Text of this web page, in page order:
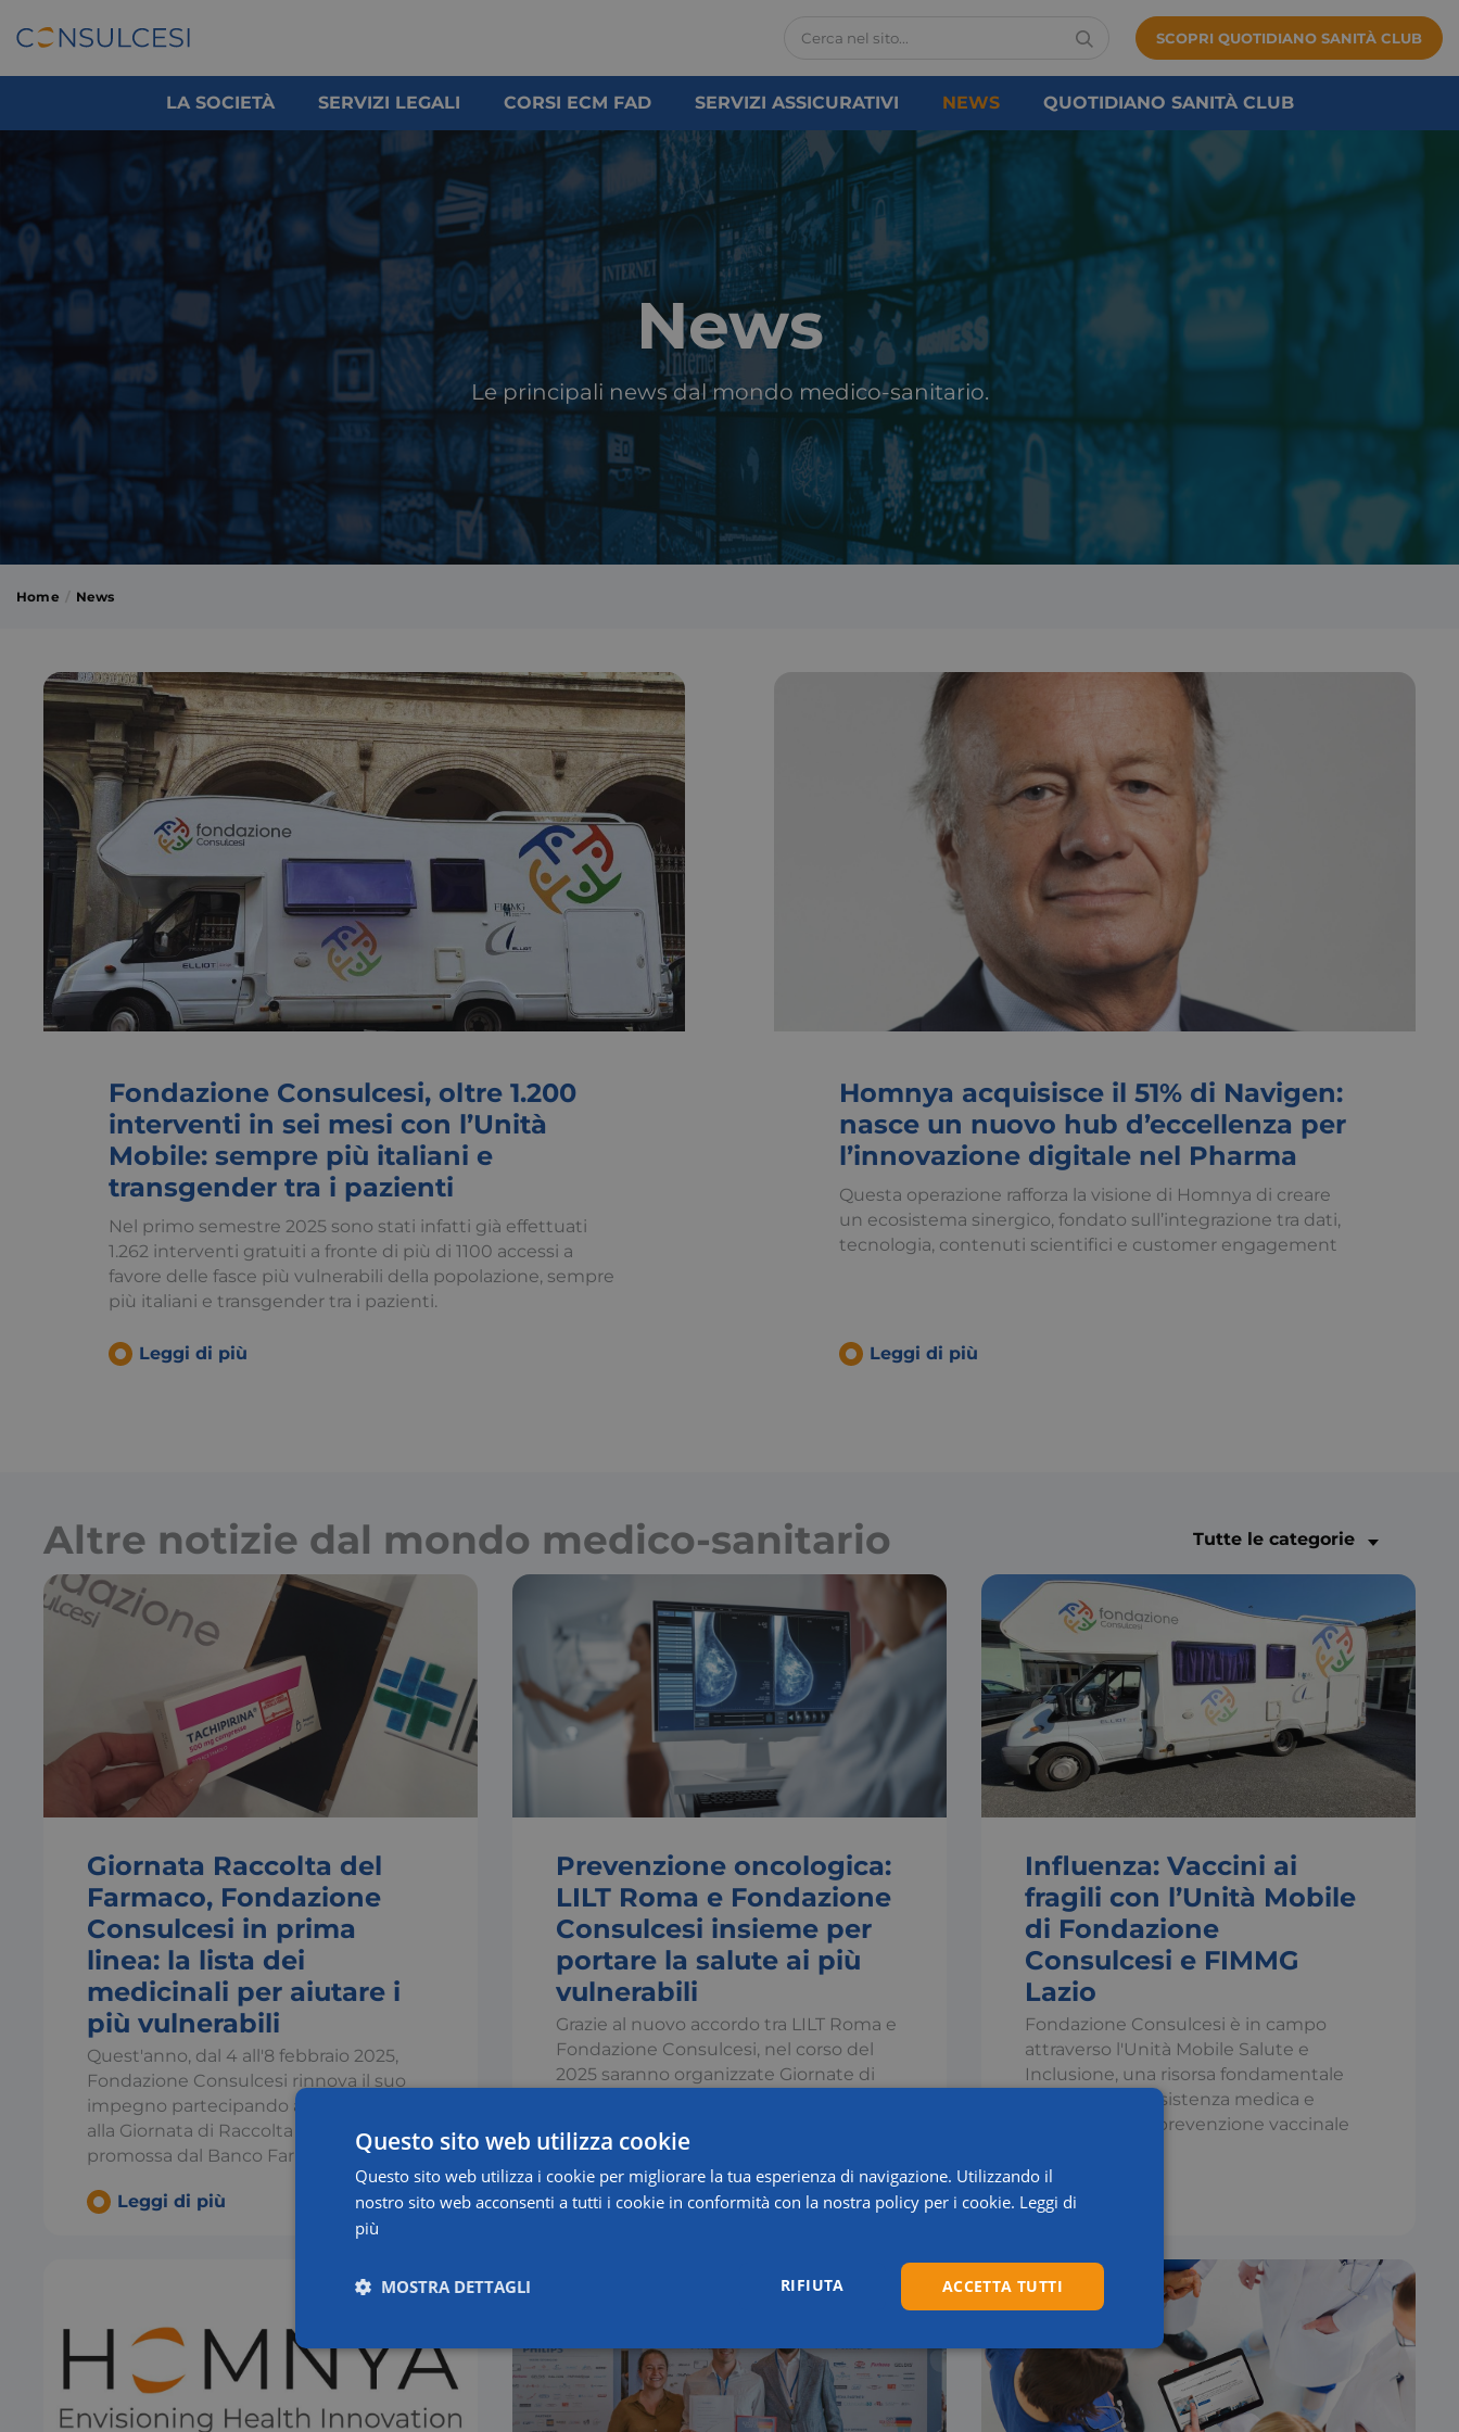
SCOPRI QUOTIDIANO SANITÀ CLUB
LA SOCIETÀ SERVIZI LEGALI CORSI ECM FAD SERVIZI ASSICURATIVI NEWS QUOTIDIANO SANITÀ CLUB
News
Le principali news dal mondo medico-sanitario.
Home News
Fondazione Consulcesi, oltre 1.200
interventi in sei mesi con l’Unità
Mobile: sempre più italiani e
transgender tra i pazienti
Nel primo semestre 2025 sono stati infatti già effettuati
1.262 interventi gratuiti a fronte di più di 1100 accessi a
favore delle fasce più vulnerabili della popolazione, sempre
più italiani e transgender tra i pazienti.
Leggi di più
Homnya acquisisce il 51% di Navigen:
nasce un nuovo hub d’eccellenza per
l’innovazione digitale nel Pharma
Questa operazione rafforza la visione di Homnya di creare
un ecosistema sinergico, fondato sull’integrazione tra dati,
tecnologia, contenuti scientifici e customer engagement
Leggi di più
Altre notizie dal mondo medico-sanitario Tutte le categorie
Giornata Raccolta del
Farmaco, Fondazione
Consulcesi in prima
linea: la lista dei
medicinali per aiutare i
più vulnerabili
Quest'anno, dal 4 all'8 febbraio 2025,
Fondazione Consulcesi rinnova il suo
impegno partecipando attivamente
alla Giornata di Raccolta del Farmaco
promossa dal Banco Farmaceutico
Leggi di più
Prevenzione oncologica:
LILT Roma e Fondazione
Consulcesi insieme per
portare la salute ai più
vulnerabili
Grazie al nuovo accordo tra LILT Roma e
Fondazione Consulcesi, nel corso del
2025 saranno organizzate Giornate di
vulnerabili della città.
Leggi di più
Influenza: Vaccini ai
fragili con l’Unità Mobile
di Fondazione
Consulcesi e FIMMG
Lazio
Fondazione Consulcesi è in campo
attraverso l'Unità Mobile Salute e
Inclusione, una risorsa fondamentale
per garantire assistenza medica e
promuovere la prevenzione vaccinale
Leggi di più
Questo sito web utilizza cookie
Questo sito web utilizza i cookie per migliorare la tua esperienza di navigazione. Utilizzando il
nostro sito web acconsenti a tutti i cookie in conformità con la nostra policy per i cookie. Leggi di
più
ACCETTA TUTTI
RIFIUTA
MOSTRA DETTAGLI
Necessari Statistici Marketing Preferenze